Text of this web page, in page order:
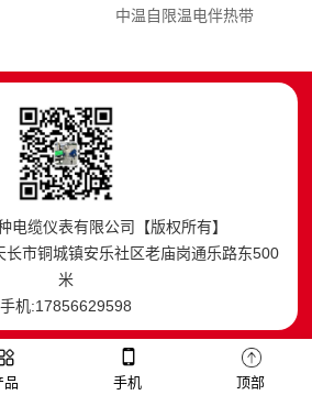
中温自限温电伴热带
电缆仪表有限公司【版权所有】
长市铜城镇安乐社区老庙岗通乐路东500
米
手机:17856629598
品 手机 顶部